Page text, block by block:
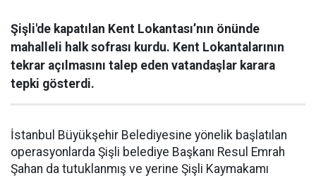
Şişli'de kapatılan Kent Lokantası’nın önünde
mahalleli halk sofrası kurdu. Kent Lokantalarının
tekrar açılmasını talep eden vatandaşlar karara
tepki gösterdi.
İstanbul Büyükşehir Belediyesine yönelik başlatılan
operasyonlarda Şişli belediye Başkanı Resul Emrah
Şahan da tutuklanmış ve yerine Şişli Kaymakamı